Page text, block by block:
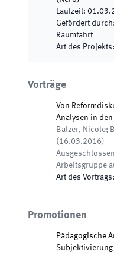
Laufzeit:
Gefördert durch:
Raumfahrt
Art des Projekts:
Vorträge
Von
Analysen in
Balzer, Nicole;
( 16.03.2016)
Arbeitsgruppe
Art des Vortrags:
Promotionen
Pädagogische